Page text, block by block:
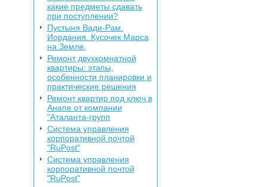
какие предметы сдавать
при поступлении?
Пустыня Вади-Рам.
Иордания. Кусочек Марса
на Земле.
Ремонт двухкомнатной
квартиры: этапы,
особенности планировки и
практические решения
Ремонт квартир под ключ в
Анапе от компании
"Аталанта-групп
Система управления
корпоративной почтой
"RuPost"
Система управления
корпоративной почтой
"RuPost"